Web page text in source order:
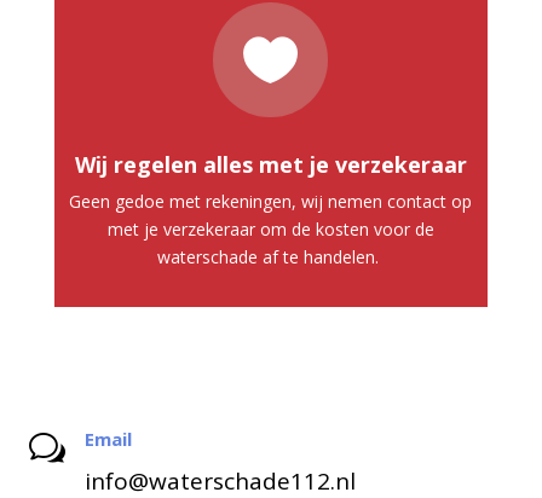

Wij regelen alles met je verzekeraar
Geen gedoe met rekeningen, wij nemen contact op
met je verzekeraar om de kosten voor de
waterschade af te handelen.
w Email
info@waterschade112.nl